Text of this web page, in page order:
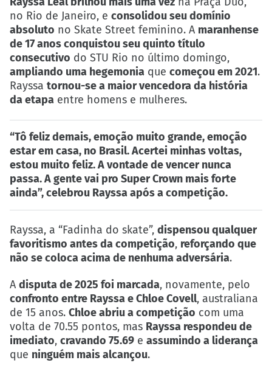
no Rio de Janeiro, e consolidou seu domínio
absoluto no Skate Street feminino. A maranhense
de 17 anos conquistou seu quinto título
consecutivo do STU Rio no último domingo,
ampliando uma hegemonia que começou em 2021.
Rayssa tornou-se a maior vencedora da história
da etapa entre homens e mulheres.
“Tô feliz demais, emoção muito grande, emoção
estar em casa, no Brasil. Acertei minhas voltas,
estou muito feliz. A vontade de vencer nunca
passa. A gente vai pro Super Crown mais forte
ainda”,celebrou Rayssaapós a competição.
Rayssa, a “Fadinha do skate”, dispensou qualquer
favoritismo antes da competição, reforçando que
não se coloca acima de nenhuma adversária.
A disputa de 2025 foi marcada, novamente, pelo
confronto entre Rayssa e Chloe Covell, australiana
de 15 anos. Chloe abriu a competição com uma
volta de 70.55 pontos, mas Rayssa respondeu de
imediato, cravando 75.69 e assumindo a liderança
que ninguém mais alcançou.